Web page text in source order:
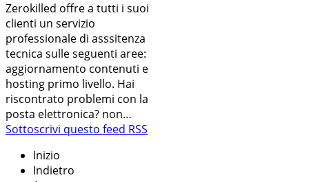
Zerokilled offre a tutti i suoi
clienti un servizio
professionale di asssitenza
tecnica sulle seguenti aree:
aggiornamento contenuti e
hosting primo livello. Hai
riscontrato problemi con la
posta elettronica? non…
Sottoscrivi questo feed RSS
Inizio
Indietro